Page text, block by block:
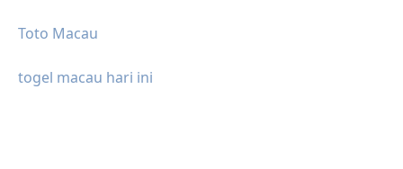
Toto Macau
togel macau hari ini